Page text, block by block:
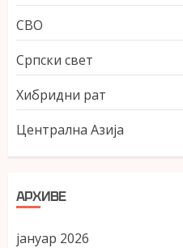
СВО
Српски свет
Хибридни рат
Централна Азија
АРХИВЕ
јануар 2026